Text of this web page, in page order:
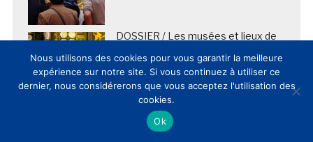
DOSSIER / Les musées et lieux de
commentent leur fréquentation
2025 (20/02/2026)
posté le 20 février 2026
Art Institute of Chicago lance le
Nous utilisons des cookies pour vous garantir la meilleure
expérience sur notre site. Si vous continuez à utiliser ce
dernier, nous considérerons que vous acceptez l'utilisation des
cookies.
Ok